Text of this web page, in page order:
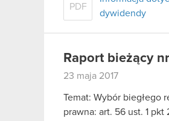
PDF
dywidendy
Raport bieżący
23 maja 2017
Temat: Wybór biegłego
prawna: art. 56 ust. 1